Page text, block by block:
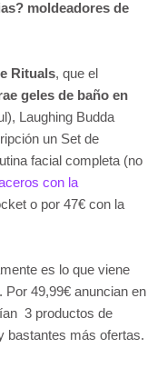
moldeadores de
Rituals, que el
geles de baño en
Laughing Budda
un Set de
facial completa (no
con la
o por 47€ con la
es lo que viene
Por 49,99€ anuncian en
3 productos de
bastantes más ofertas.